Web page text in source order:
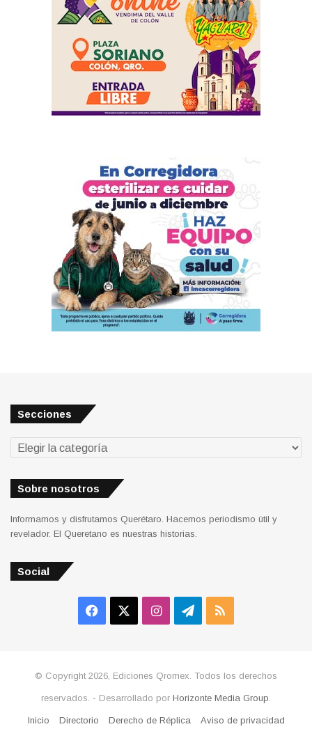
Secciones
Secciones
Sobre nosotros
Informamos y disfrutamos Querétaro. Hacemos periodismo útil y
revelador. El Queretano es nuestras historias.
Social
Facebook InstagramTelegram
RSS
© Copyright 2026, Ediciones Qromex. Todos los derechos
reservados. - Desarrollado por Horizonte Media Group
Inicio Directorio Derecho de Réplica Aviso de privacidad